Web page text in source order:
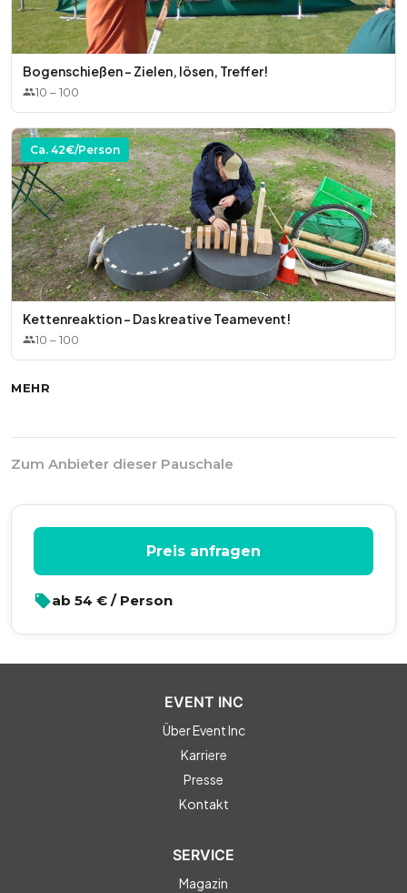
Bogenschießen - Zielen, lösen, Treffer!
10 –100
Ca. 42€/Person
Kettenreaktion - Das kreative Teamevent!
10 –100
MEHR
Zum Anbieter dieser Pauschale
Preis anfragen
ab 54 € / Person
EVENT INC
Über Event Inc
Karriere
Presse
Kontakt
SERVICE
Magazin